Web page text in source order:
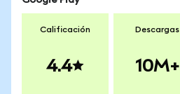
Calificación
4.4
Descargas
10M+